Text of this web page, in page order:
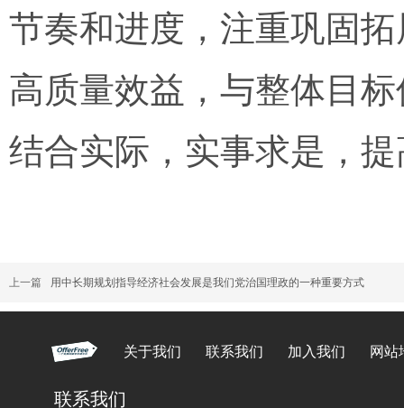
节奏和进度，注重巩固
高质量效益，与整体目
结合实际，实事求是，
上一篇 用中长期规划指导经济社会发展是我们党治国理政的一种重要方式
关于我们 联系我们 加入我们 网站
联系我们